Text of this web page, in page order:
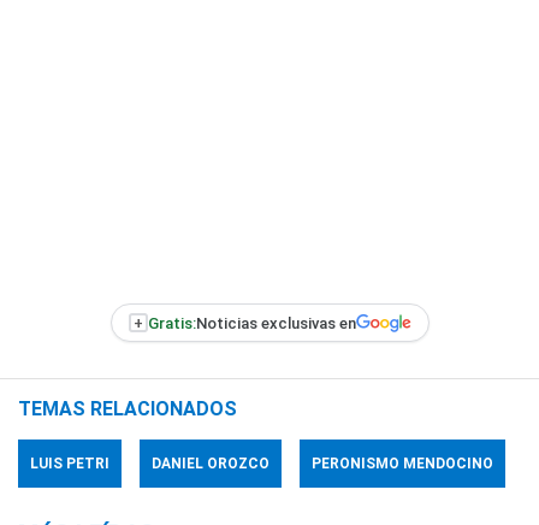
+ Gratis:Noticias exclusivas en
TEMAS RELACIONADOS
LUIS PETRI DANIEL OROZCO PERONISMO MENDOCINO